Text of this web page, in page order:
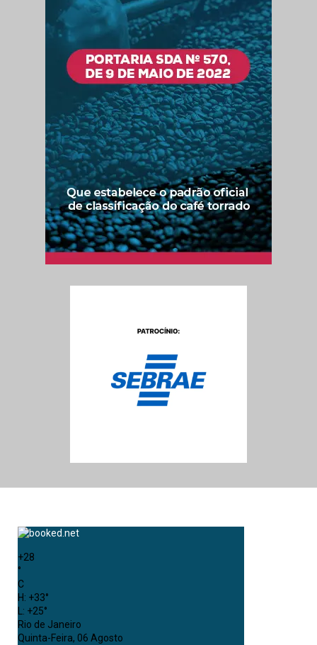
+28
°
C
H: +33°
L: +25°
Rio de Janeiro
Quinta-Feira, 06 Agosto